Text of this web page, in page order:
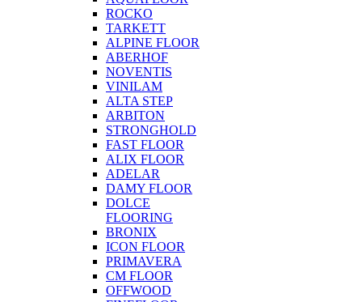
ROCKO
TARKETT
ALPINE FLOOR
ABERHOF
NOVENTIS
VINILAM
ALTA STEP
ARBITON
STRONGHOLD
FAST FLOOR
ALIX FLOOR
ADELAR
DAMY FLOOR
DOLCE
FLOORING
BRONIX
ICON FLOOR
PRIMAVERA
CM FLOOR
OFFWOOD